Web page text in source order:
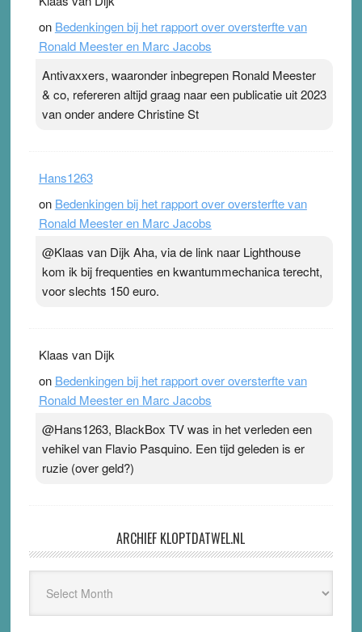
on Bedenkingen bij het rapport over oversterfte van
Ronald Meester en Marc Jacobs
Antivaxxers, waaronder inbegrepen Ronald Meester
& co, refereren altijd graag naar een publicatie uit 2023
van onder andere Christine St
Hans1263
on Bedenkingen bij het rapport over oversterfte van
Ronald Meester en Marc Jacobs
@Klaas van Dijk Aha, via de link naar Lighthouse
kom ik bij frequenties en kwantummechanica terecht,
voor slechts 150 euro.
Klaas van Dijk
on Bedenkingen bij het rapport over oversterfte van
Ronald Meester en Marc Jacobs
@Hans1263, BlackBox TV was in het verleden een
vehikel van Flavio Pasquino. Een tijd geleden is er
ruzie (over geld?)
ARCHIEF KLOPTDATWEL.NL
Kloptdatwel.nl